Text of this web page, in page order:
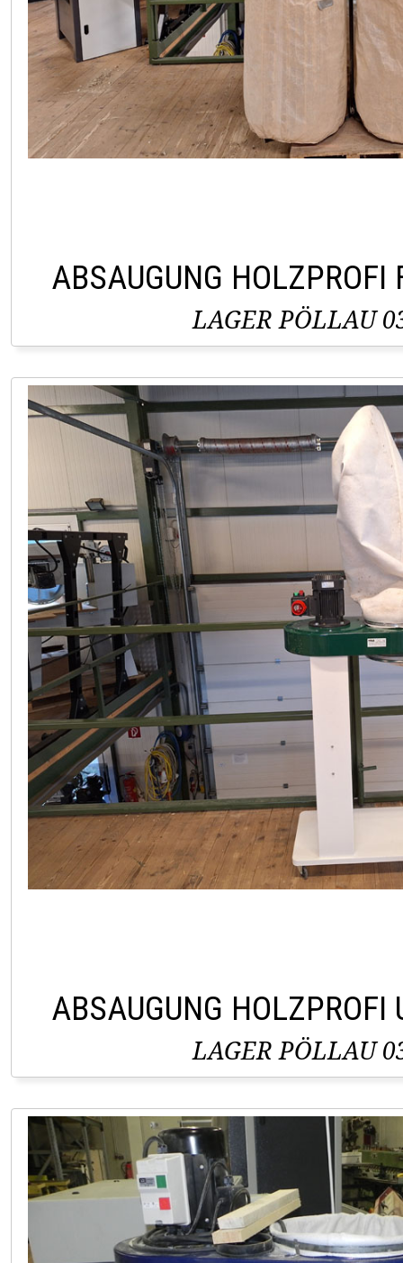
ABSAUGUNG HOLZPROFI
LAGER PÖLLAU
ABSAUGUNG HOLZPROFI
LAGER PÖLLAU